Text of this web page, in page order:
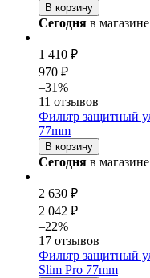
В корзину
Сегодня в магазине
1 410 ₽
970 ₽
–31%
11 отзывов
Фильтр защитный
77mm
В корзину
Сегодня в магазине
2 630 ₽
2 042 ₽
–22%
17 отзывов
Фильтр защитный
Slim Pro 77mm